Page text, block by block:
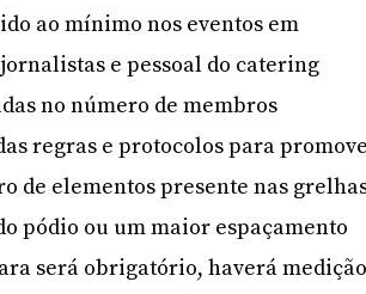
ao mínimo nos eventos em
e pessoal do catering
no número de membros
regras e protocolos para
de elementos presente nas
pódio ou um maior espaçamento
será obrigatório, haverá medição